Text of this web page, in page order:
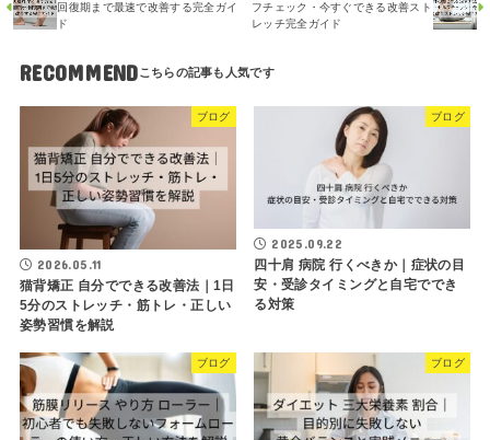
回復期まで最速で改善する完全ガイ
ド
フチェック・今すぐできる改善スト
レッチ完全ガイド
RECOMMEND
ブログ
2026.05.11
猫背矯正 自分でできる改善法｜1日
5分のストレッチ・筋トレ・正しい
姿勢習慣を解説
ブログ
2025.09.22
四十肩 病院 行くべきか｜症状の目
安・受診タイミングと自宅ででき
る対策
ブログ ブログ